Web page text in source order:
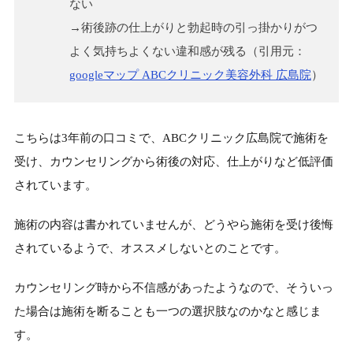
ない
→術後跡の仕上がりと勃起時の引っ掛かりがつ
よく気持ちよくない違和感が残る（引用元：
googleマップ ABCクリニック美容外科 広島院）
こちらは3年前の口コミで、ABCクリニック広島院で施術を
受け、カウンセリングから術後の対応、仕上がりなど低評価
されています。
施術の内容は書かれていませんが、どうやら施術を受け後悔
されているようで、オススメしないとのことです。
カウンセリング時から不信感があったようなので、そういっ
た場合は施術を断ることも一つの選択肢なのかなと感じま
す。